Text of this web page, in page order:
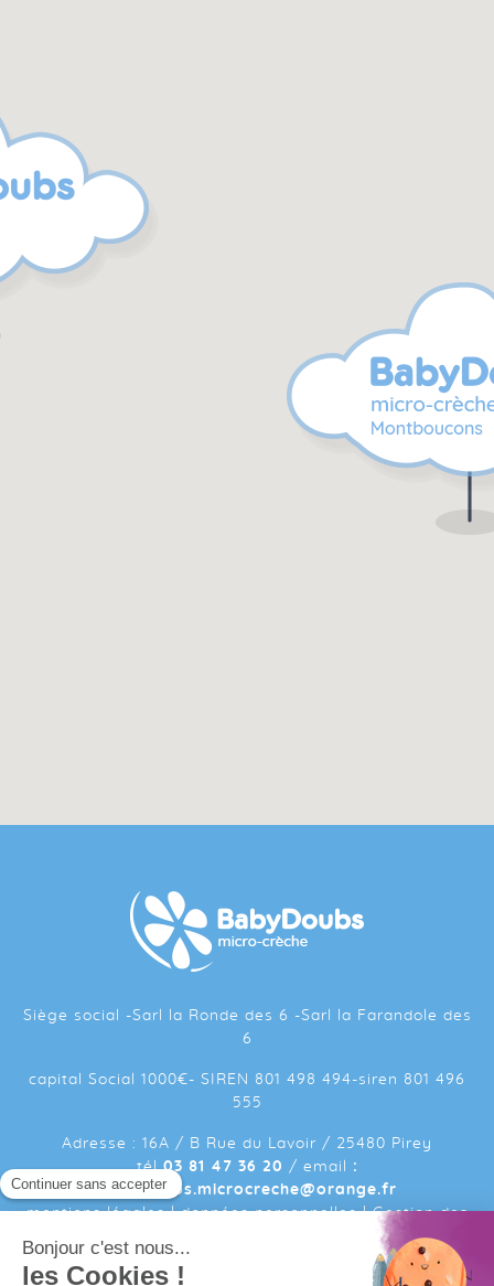
Siège social -Sarl la Ronde des 6 -Sarl la Farandole des
6
capital Social 1000€- SIREN 801 498 494-siren 801 496
555
Adresse : 16A / B Rue du Lavoir / 25480 Pirey
tél03 81 47 36 20 / email
:
babydoubs.microcreche@orange.fr
mentions légales|données personnelles|Gestion des